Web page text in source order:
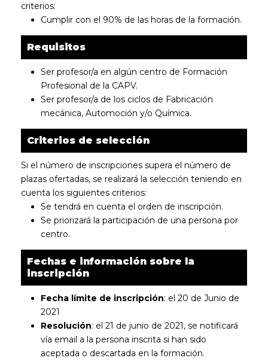
criterios:
Cumplir con el 90% de las horas de la formación.
Requisitos
Ser profesor/a en algún centro de Formación
Profesional de la CAPV.
Ser profesor/a de los ciclos de Fabricación
mecánica, Automoción y/o Química.
Criterios de selección
Si el número de inscripciones supera el número de
plazas ofertadas, se realizará la selección teniendo en
cuenta los siguientes criterios:
Se tendrá en cuenta el orden de inscripción.
Se priorizará la participación de una persona por
centro.
Fechas e información sobre la
inscripción
Fecha límite de inscripción: el 20 de Junio de
2021
Resolución: el 21 de junio de 2021, se notificará
vía email a la persona inscrita si han sido
aceptada o descartada en la formación.